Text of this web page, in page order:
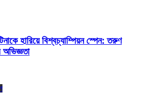
হারিয়ে বিশ্বচ্যাম্পিয়ন স্পেন: তরুণ